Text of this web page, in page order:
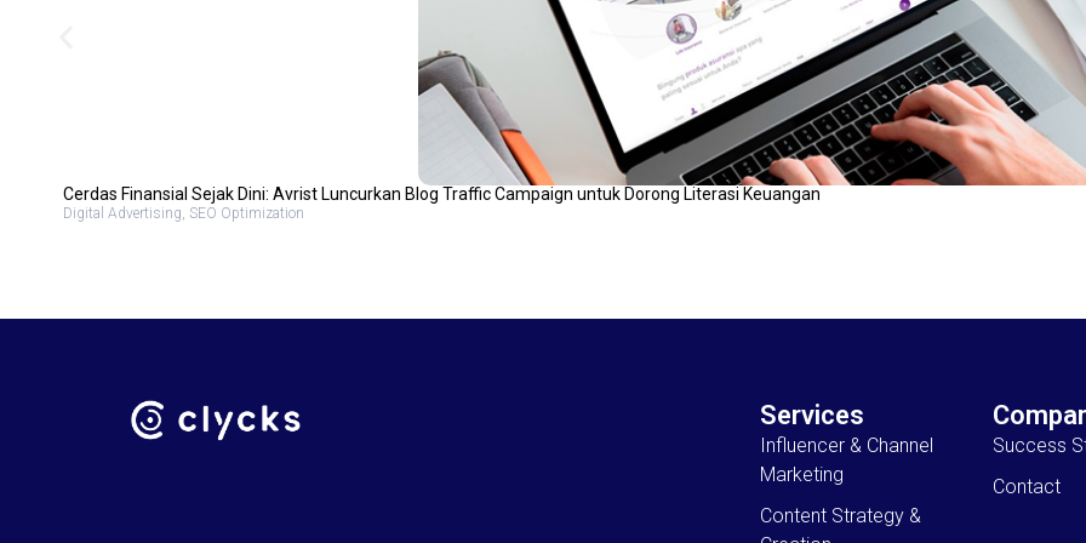
Cerdas Finansial Sejak Dini: Avrist Luncurkan Blog Traffic Campaign untuk Dorong Literasi Keuangan
Digital Advertising, SEO Optimization
Services
Influencer & Channel
Marketing
Content Strategy &
Success
Contact